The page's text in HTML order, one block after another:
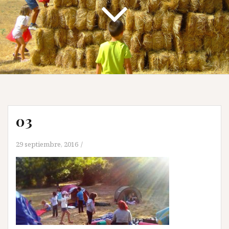
03
29 septiembre, 2016